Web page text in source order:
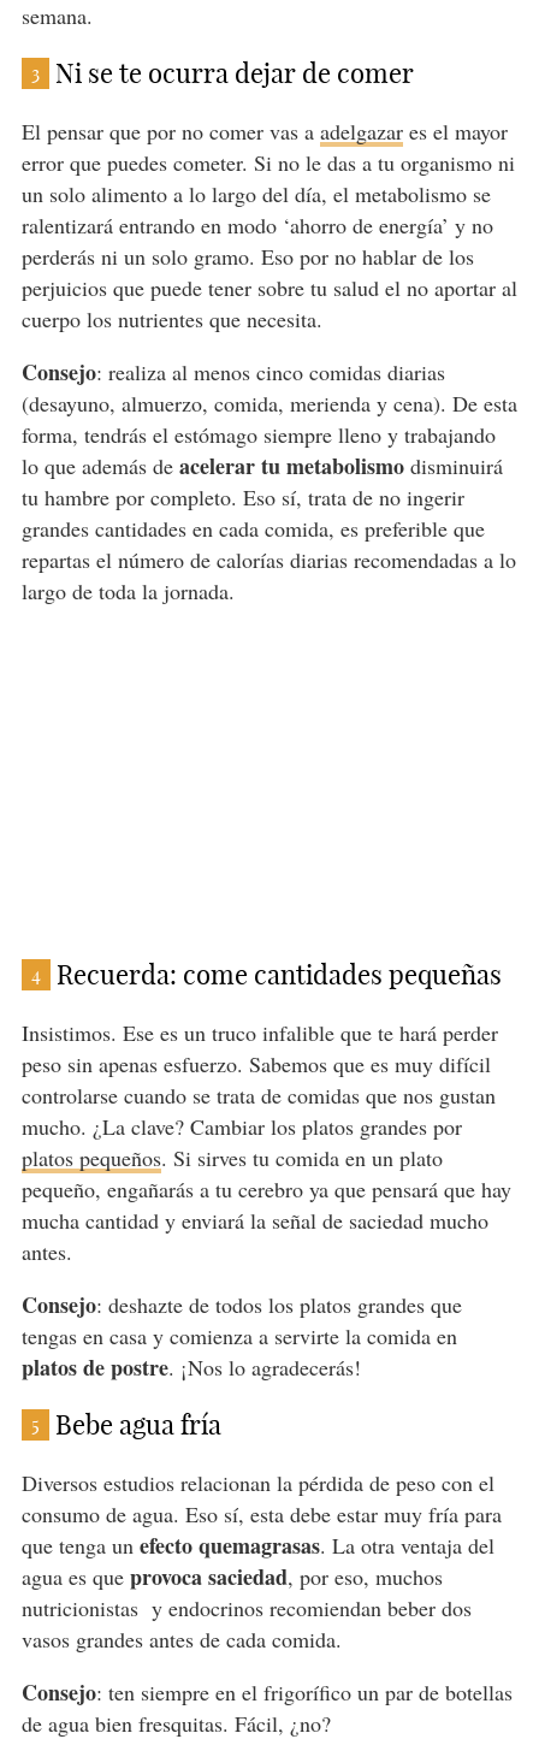
semana.
3 Ni se te ocurra dejar de comer
El pensar que por no comer vas a adelgazares el mayor
error que puedes cometer. Si no le das a tu organismo ni
un solo alimento a lo largo del día, el metabolismo se
ralentizará entrando en modo ‘ahorro de energía’ y no
perderás ni un solo gramo. Eso por no hablar de los
perjuicios que puede tener sobre tu salud el no aportar al
cuerpo los nutrientes que necesita.
Consejo: realiza al menos cinco comidas diarias
(desayuno, almuerzo, comida, merienda y cena). De esta
forma, tendrás el estómago siempre lleno y trabajando
lo que además de acelerar tu metabolismodisminuirá
tu hambre por completo. Eso sí, trata de no ingerir
grandes cantidades en cada comida, es preferible que
repartas el número de calorías diarias recomendadas a lo
largo de toda la jornada.
4 Recuerda: come cantidades pequeñas
Insistimos. Ese es un truco infalible que te hará perder
peso sin apenas esfuerzo. Sabemos que es muy difícil
controlarse cuando se trata de comidas que nos gustan
mucho. ¿La clave? Cambiar los platos grandes por
platos pequeños. Si sirves tu comida en un plato
pequeño, engañarás a tu cerebro ya que pensará que hay
mucha cantidad y enviará la señal de saciedad mucho
antes.
Consejo: deshazte de todos los platos grandes que
tengas en casa y comienza a servirte la comida en
platos de postre. ¡Nos lo agradecerás!
5 Bebe agua fría
Diversos estudios relacionan la pérdida de peso con el
consumo de agua. Eso sí, esta debe estar muy fría para
que tenga un efecto quemagrasas. La otra ventaja del
agua es que provoca saciedad, por eso, muchos
nutricionistas y endocrinos recomiendan beber dos
vasos grandes antes de cada comida.
Consejo: ten siempre en el frigorífico un par de botellas
de agua bien fresquitas. Fácil, ¿no?